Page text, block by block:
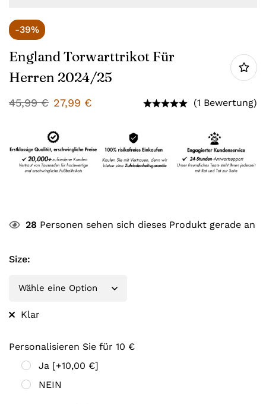
-39%
England Torwarttrikot Für
Herren 2024/25
45,99€ 27,99 € (1 Bewertung)
28 Personen sehen sich dieses Produkt gerade an
Size:
Klar
Personalisieren Sie für 10 €
Ja [+10,00 €]
NEIN